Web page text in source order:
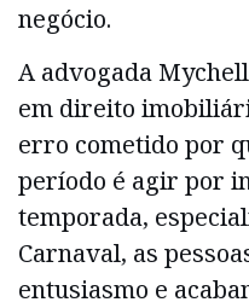
negócio.
A advogada
em direito
erro cometido por
período é agir por
temporada,
Carnaval, as
entusiasmo e